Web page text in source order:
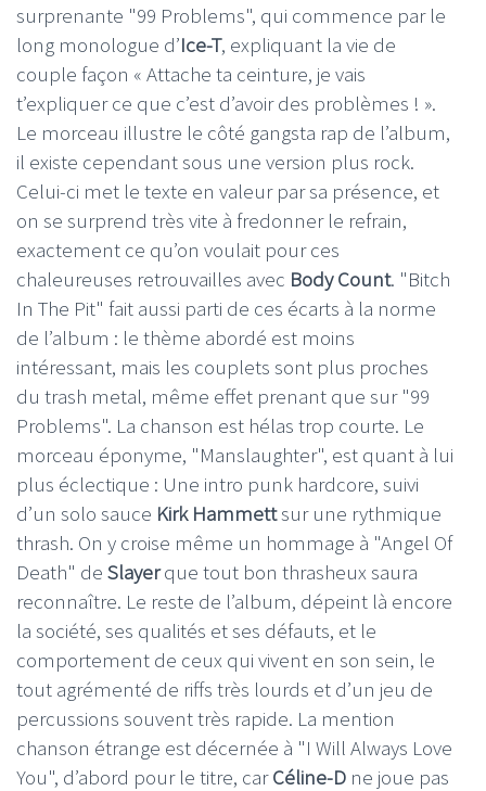
surprenante "99 Problems", qui commence par le
long monologue d’Ice-T, expliquant la vie de
couple façon « Attache ta ceinture, je vais
t’expliquer ce que c’est d’avoir des problèmes ! ».
Le morceau illustre le côté gangsta rap de l’album,
il existe cependant sous une version plus rock.
Celui-ci met le texte en valeur par sa présence, et
on se surprend très vite à fredonner le refrain,
exactement ce qu’on voulait pour ces
chaleureuses retrouvailles avec Body Count. "Bitch
In The Pit" fait aussi parti de ces écarts à la norme
de l’album : le thème abordé est moins
intéressant, mais les couplets sont plus proches
du trash metal, même effet prenant que sur "99
Problems". La chanson est hélas trop courte. Le
morceau éponyme, "Manslaughter", est quant à lui
plus éclectique : Une intro punk hardcore, suivi
d’un solo sauce Kirk Hammettsur une rythmique
thrash. On y croise même un hommage à "Angel Of
Death" de Slayerque tout bon thrasheux saura
reconnaître. Le reste de l’album, dépeint là encore
la société, ses qualités et ses défauts, et le
comportement de ceux qui vivent en son sein, le
tout agrémenté de riffs très lourds et d’un jeu de
percussions souvent très rapide. La mention
chanson étrange est décernée à "I Will Always Love
You", d’abord pour le titre, carCéline-D ne joue pas